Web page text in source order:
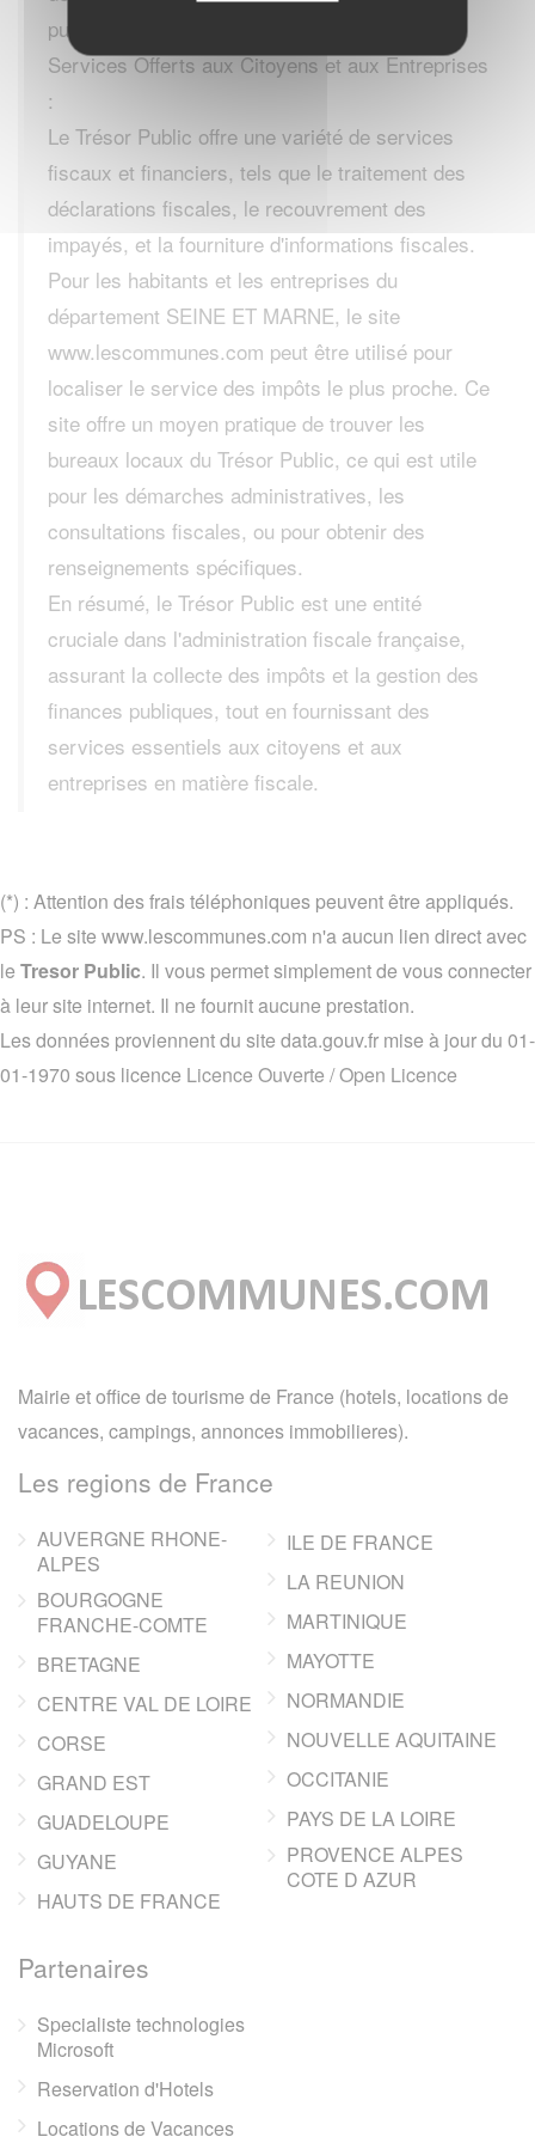
publique.
Services Offerts aux Citoyens et aux Entreprises
:
Le Trésor Public offre une variété de services
fiscaux et financiers, tels que le traitement des
déclarations fiscales, le recouvrement des
impayés, et la fourniture d'informations fiscales.
Pour les habitants et les entreprises du
département SEINE ET MARNE, le site
www.lescommunes.com peut être utilisé pour
localiser le service des impôts le plus proche. Ce
site offre un moyen pratique de trouver les
bureaux locaux du Trésor Public, ce qui est utile
pour les démarches administratives, les
consultations fiscales, ou pour obtenir des
renseignements spécifiques.
En résumé, le Trésor Public est une entité
cruciale dans l'administration fiscale française,
assurant la collecte des impôts et la gestion des
finances publiques, tout en fournissant des
services essentiels aux citoyens et aux
entreprises en matière fiscale.
(*) : Attention des frais téléphoniques peuvent être appliqués.
PS : Le site www.lescommunes.com n'a aucun lien direct avec
le Tresor Public. Il vous permet simplement de vous connecter
à leur site internet. Il ne fournit aucune prestation.
Les données proviennent du site data.gouv.fr mise à jour du 01-
01-1970 sous licence Licence Ouverte / Open Licence
Mairie et office de tourisme de France (hotels, locations de
vacances, campings, annonces immobilieres).
Les regions de France
AUVERGNE RHONE-
ALPES
BOURGOGNE
FRANCHE-COMTE
BRETAGNE
CENTRE VAL DE LOIRE
CORSE
GRAND EST
GUADELOUPE
GUYANE
HAUTS DE FRANCE
ILE DE FRANCE
LA REUNION
MARTINIQUE
MAYOTTE
NORMANDIE
NOUVELLE AQUITAINE
OCCITANIE
PAYS DE LA LOIRE
PROVENCE ALPES
COTE D AZUR
Partenaires
Specialiste technologies
Microsoft
Reservation d'Hotels
Locations de Vacances